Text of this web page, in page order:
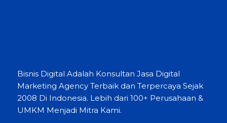
Bisnis Digital Adalah Konsultan Jasa Digital
Marketing Agency Terbaik dan Terpercaya Sejak
2008 Di Indonesia. Lebih dari 100+ Perusahaan &
UMKM Menjadi Mitra Kami.